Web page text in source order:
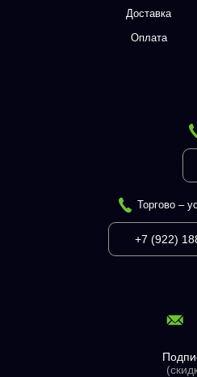
Доставка
Оплата
Торгово –
+7 (922)